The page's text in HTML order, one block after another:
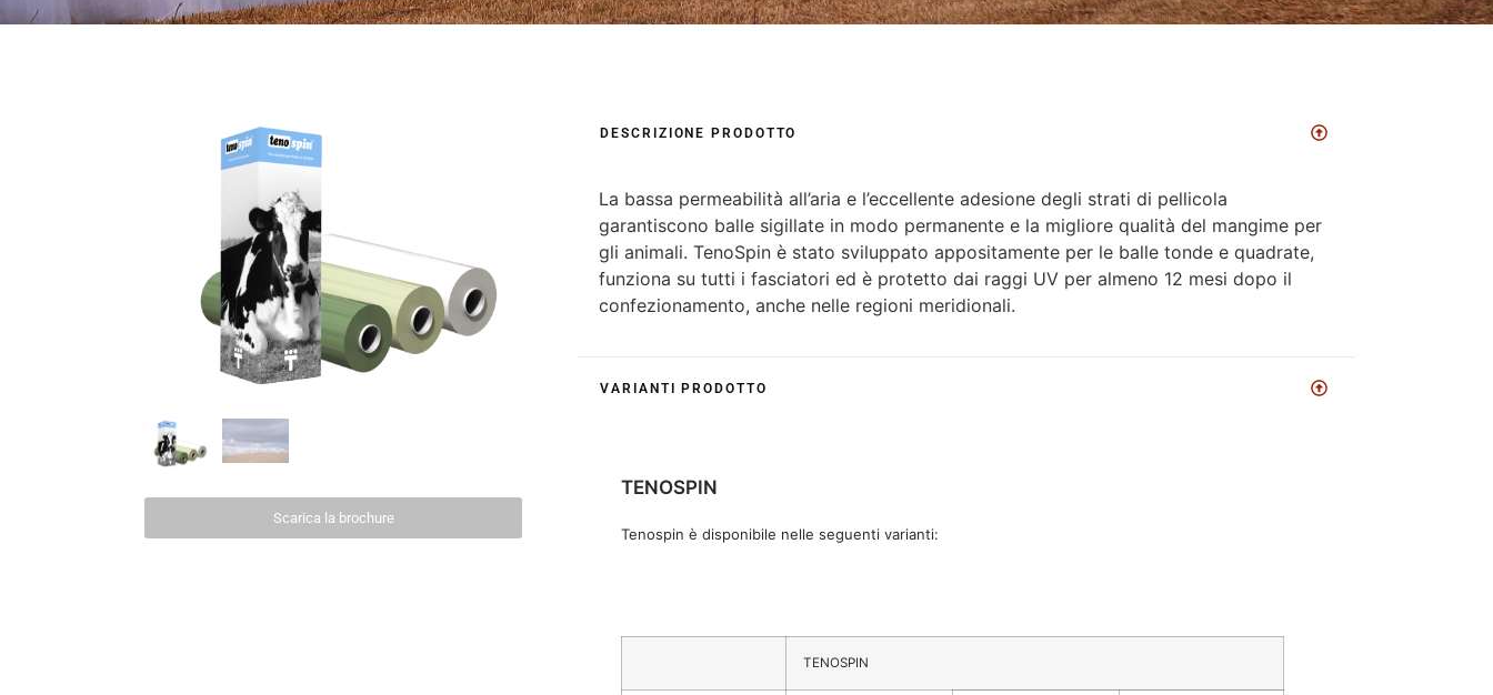
Scarica la brochure
DESCRIZIONE PRODOTTO
La bassa permeabilità all’aria e l’eccellente adesione degli strati di pellicola
garantiscono balle sigillate in modo permanente e la migliore qualità del mangime per
gli animali. TenoSpin è stato sviluppato appositamente per le balle tonde e quadrate,
funziona su tutti i fasciatori ed è protetto dai raggi UV per almeno 12 mesi dopo il
confezionamento, anche nelle regioni meridionali.
VARIANTI PRODOTTO
TENOSPIN
Tenospin è disponibile nelle seguenti varianti:
TENOSPIN